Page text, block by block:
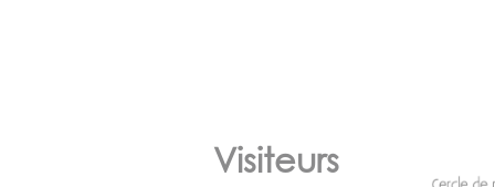
Visiteurs